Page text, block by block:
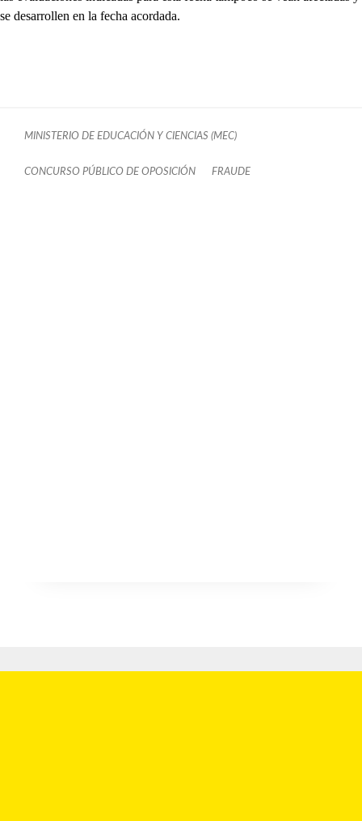
se desarrollen en la fecha acordada.
MINISTERIO DE EDUCACIÓN Y CIENCIAS (MEC)
CONCURSO PÚBLICO DE OPOSICIÓN FRAUDE